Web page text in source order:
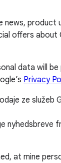
news, product
offers about
data will
Privacy
ze služeb
nyhedsbreve
at mine